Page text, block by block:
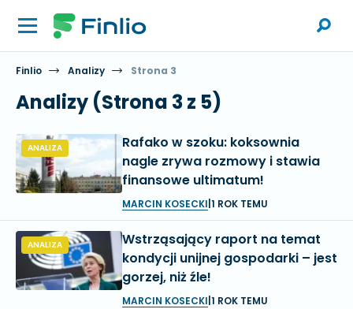
Finlio Analizy Strona 3
Analizy (Strona 3 z 5)
ANALIZA
Rafako w szoku: koksownia
nagle zrywa rozmowy i stawia
finansowe ultimatum!
MARCIN KOSECKI 1 ROK TEMU
ANALIZA
Wstrząsający raport na temat
kondycji unijnej gospodarki – jest
gorzej, niż źle!
MARCIN KOSECKI 1 ROK TEMU